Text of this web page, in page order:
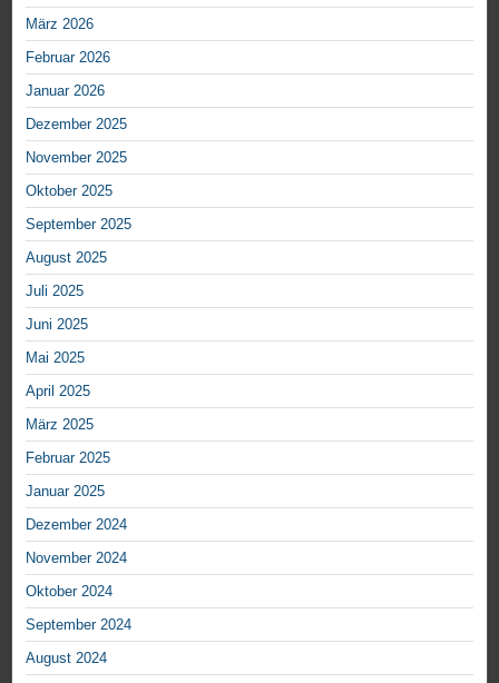
März 2026
Februar 2026
Januar 2026
Dezember 2025
November 2025
Oktober 2025
September 2025
August 2025
Juli 2025
Juni 2025
Mai 2025
April 2025
März 2025
Februar 2025
Januar 2025
Dezember 2024
November 2024
Oktober 2024
September 2024
August 2024